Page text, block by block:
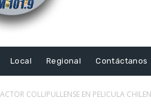
Local Regional Contáctanos
ACTOR COLLIPULLENSE EN PELICULA